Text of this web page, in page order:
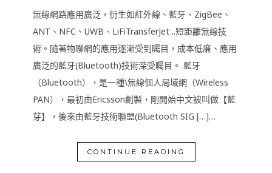
無線網路應用廣泛，衍生如紅外線、藍牙、ZigBee、
ANT、NFC、UWB、LiFiTransferJet ..短距離無線技
術。隨著物聯網的應用逐漸受到矚目，成本低廉、應用
廣泛的藍牙(Bluetooth)技術深受矚目。 藍牙
（Bluetooth），是一種\無線個人局域網（Wireless
PAN），最初由Ericsson創製，剛開始中文被叫做【藍
芽】，後來由藍牙技術聯盟(Bluetooth SIG […]…
CONTINUE READING